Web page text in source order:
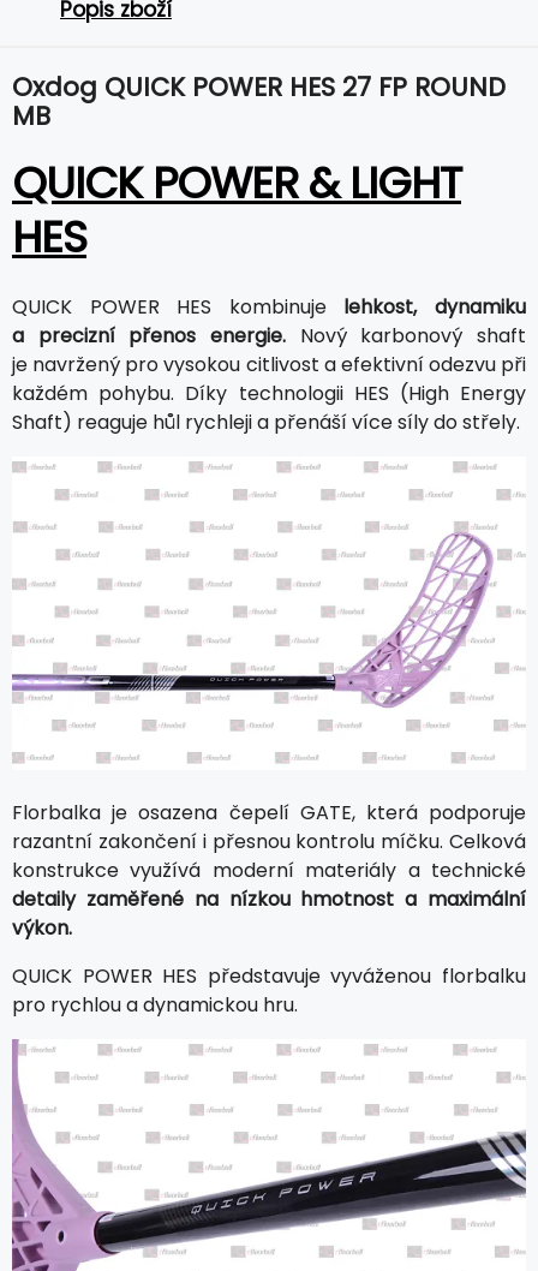
Popis zboží
Oxdog QUICK POWER HES 27 FP ROUND
MB
QUICK POWER & LIGHT
HES
QUICK POWER HES kombinuje lehkost, dynamiku
a precizní přenos energie. Nový karbonový shaft
je navržený pro vysokou citlivost a efektivní odezvu při
každém pohybu. Díky technologii HES (High Energy
Shaft) reaguje hůl rychleji a přenáší více síly do střely.
Florbalka je osazena čepelí GATE, která podporuje
razantní zakončení i přesnou kontrolu míčku. Celková
konstrukce využívá moderní materiály a technické
detaily zaměřené na nízkou hmotnost a maximální
výkon.
QUICK POWER HES představuje vyváženou florbalku
pro rychlou a dynamickou hru.